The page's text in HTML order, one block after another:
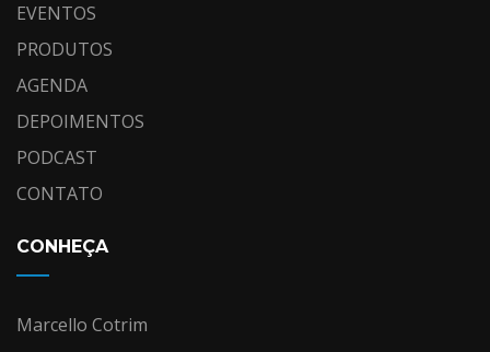
EVENTOS
PRODUTOS
AGENDA
DEPOIMENTOS
PODCAST
CONTATO
CONHEÇA
Marcello Cotrim